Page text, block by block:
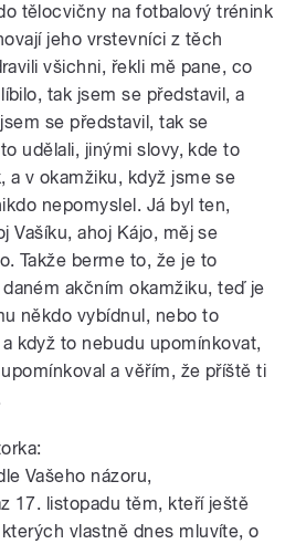
tělocvičny na fotbalový trénink
jeho vrstevníci z těch
všichni, řekli mě pane, co
tak jsem se představil, a
se představil, tak se
udělali, jinými slovy, kde to
a v okamžiku, když jsme se
nepomyslel. Já byl ten,
Vašíku, ahoj Kájo, měj se
Takže berme to, že je to
akčním okamžiku, teď je
někdo vybídnul, nebo to
když to nebudu upomínkovat,
a věřím, že příště ti
Vašeho názoru,
17. listopadu těm, kteří ještě
vlastně dnes mluvíte, o